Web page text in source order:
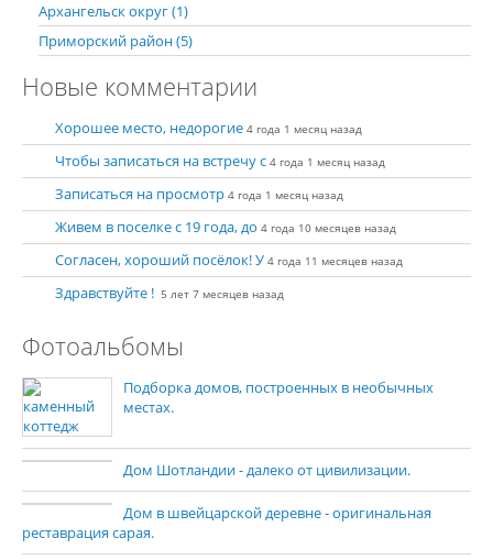
Архангельск округ (1)
Приморский район (5)
Новые комментарии
Хорошее место, недорогие 4 года 1 месяц назад
Чтобы записаться на встречу с 4 года 1 месяц назад
Записаться на просмотр 4 года 1 месяц назад
Живем в поселке с 19 года, до 4 года 10 месяцев назад
Согласен, хороший посёлок! У 4 года 11 месяцев назад
Здравствуйте ! 5 лет 7 месяцев назад
Фотоальбомы
Подборка домов, построенных в необычных
местах.
Дом Шотландии - далеко от цивилизации.
Дом в швейцарской деревне - оригинальная
реставрация сарая.